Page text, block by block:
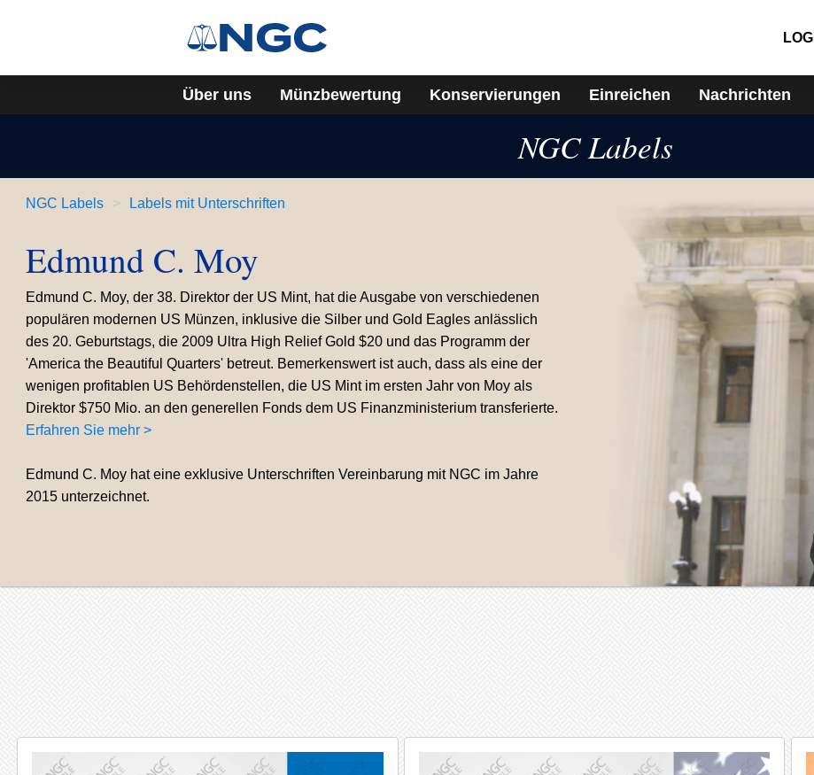
Über uns Münzbewertung Konservierungen Einreichen Nachrichten
NGC Labels
NGC Labels Labels mit Unterschriften
Edmund C. Moy
Edmund C. Moy, der 38. Direktor der US Mint, hat die Ausgabe von verschiedenen
populären modernen US Münzen, inklusive die Silber und Gold Eagles anlässlich
des 20. Geburtstags, die 2009 Ultra High Relief Gold $20 und das Programm der
'America the Beautiful Quarters' betreut. Bemerkenswert ist auch, dass als eine der
wenigen profitablen US Behördenstellen, die US Mint im ersten Jahr von Moy als
Direktor $750 Mio. an den generellen Fonds dem US Finanzministerium transferierte.
Erfahren Sie mehr >
Edmund C. Moy hat eine exklusive Unterschriften Vereinbarung mit NGC im Jahre
2015 unterzeichnet.